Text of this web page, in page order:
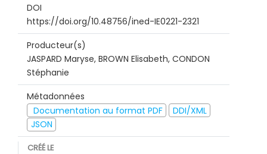
DOI
https://doi.org/10.48756/ined-IE0221-2321
Producteur(s)
JASPARD Maryse, BROWN Elisabeth, CONDON
Stéphanie
Métadonnées
Documentation au format PDF
DDI/XML
JSON
CRÉÉ LE